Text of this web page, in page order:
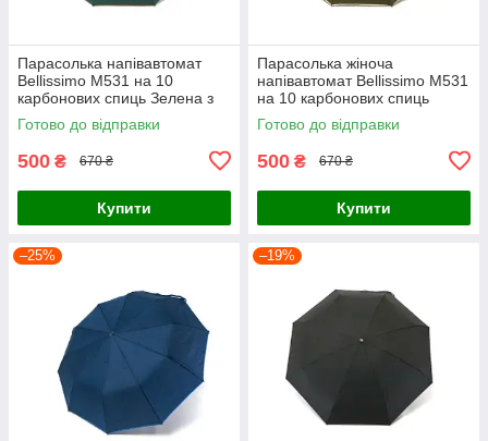
Парасолька напівавтомат
Bellissimo M531 на 10
карбонових спиць Зелена з
коричневою облямівкою
смужкою
Готово до відправки
500 ₴ 670 ₴
Купити
Парасолька жіноча
напівавтомат Bellissimo M531
на 10 карбонових спиць
Коричнева з бежевою
облямівкою смужкою
Готово до відправки
500 ₴ 670 ₴
Купити
–25% –19%